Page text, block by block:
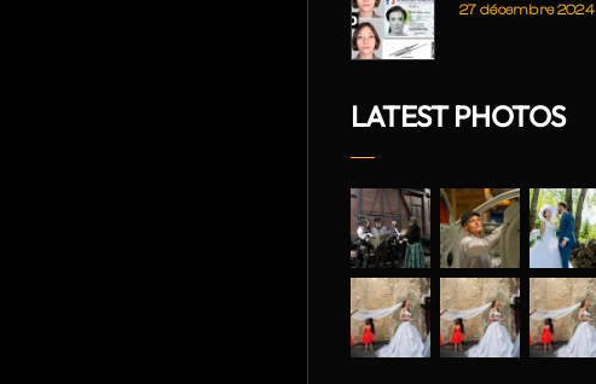
27 décembre 2024
LATEST PHOTOS